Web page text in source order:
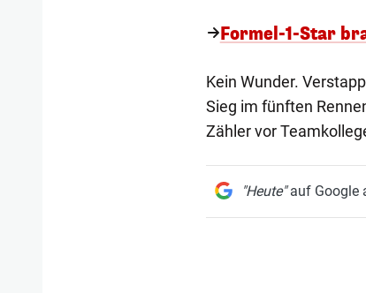
Formel-1-Star
Kein Wunder.
Sieg im fünften
Zähler vor
"Heute"auf Google